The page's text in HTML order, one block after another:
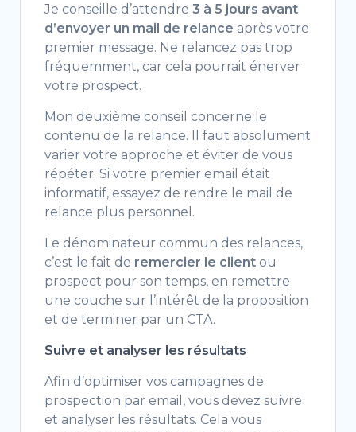
Je conseille d’attendre 3 à 5 jours avant
d’envoyer un mail de relance après votre
premier message. Ne relancez pas trop
fréquemment, car cela pourrait énerver
votre prospect.
Mon deuxième conseil concerne le
contenu de la relance. Il faut absolument
varier votre approche et éviter de vous
répéter. Si votre premier email était
informatif, essayez de rendre le mail de
relance plus personnel.
Le dénominateur commun des relances,
c’est le fait de remercier le client ou
prospect pour son temps, en remettre
une couche sur l’intérêt de la proposition
et de terminer par un CTA.
Suivre et analyser les résultats
Afin d’optimiser vos campagnes de
prospection par email, vous devez suivre
et analyser les résultats. Cela vous